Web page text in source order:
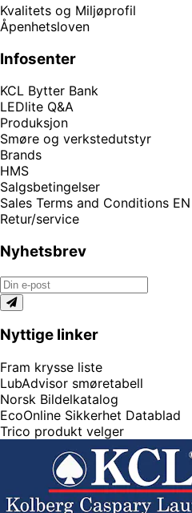
Kvalitets og Miljøprofil
Åpenhetsloven
Infosenter
KCL Bytter Bank
LEDlite Q&A
Produksjon
Smøre og verkstedutstyr
Brands
HMS
Salgsbetingelser
Sales Terms and Conditions EN
Retur/service
Nyhetsbrev
Nyttige linker
Fram krysse liste
LubAdvisor smøretabell
Norsk Bildelkatalog
EcoOnline Sikkerhet Datablad
Trico produkt velger